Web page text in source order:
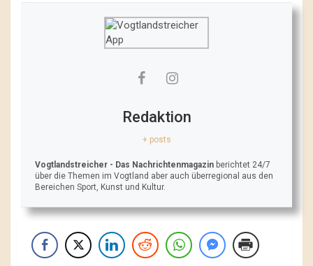
Redaktion
+ posts
Vogtlandstreicher - Das Nachrichtenmagazin berichtet 24/7
über die Themen im Vogtland aber auch überregional aus den
Bereichen Sport, Kunst und Kultur.